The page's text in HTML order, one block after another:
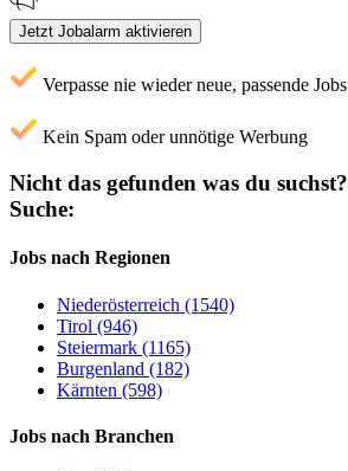
Jetzt Jobalarm aktivieren
Verpasse nie wieder neue, passende Jobs
Kein Spam oder unnötige Werbung
Nicht das gefunden was du suchst?
Suche:
Jobs nach Regionen
Niederösterreich (1540)
Tirol (946)
Steiermark (1165)
Burgenland (182)
Kärnten (598)
Jobs nach Branchen